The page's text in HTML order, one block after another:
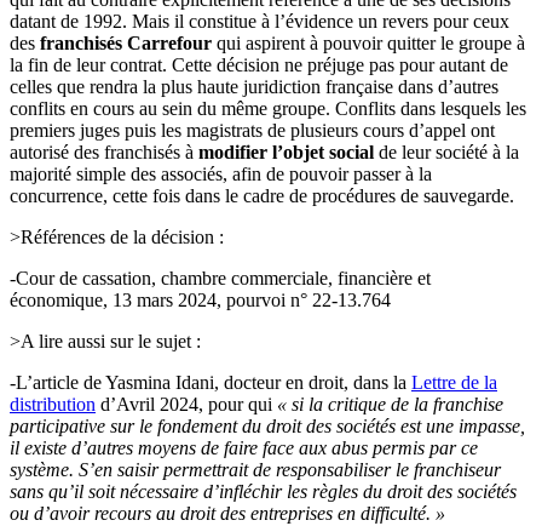
datant de 1992. Mais il constitue à l’évidence un revers pour ceux
des franchisés Carrefour qui aspirent à pouvoir quitter le groupe à
la fin de leur contrat. Cette décision ne préjuge pas pour autant de
celles que rendra la plus haute juridiction française dans d’autres
conflits en cours au sein du même groupe. Conflits dans lesquels les
premiers juges puis les magistrats de plusieurs cours d’appel ont
autorisé des franchisés à modifier l’objet social de leur société à la
majorité simple des associés, afin de pouvoir passer à la
concurrence, cette fois dans le cadre de procédures de sauvegarde.
>Références de la décision :
-Cour de cassation, chambre commerciale, financière et
économique, 13 mars 2024, pourvoi n° 22-13.764
>A lire aussi sur le sujet :
-L’article de Yasmina Idani, docteur en droit, dans la Lettre de la
distribution d’Avril 2024, pour qui « si la critique de la franchise
participative sur le fondement du droit des sociétés est une impasse,
il existe d’autres moyens de faire face aux abus permis par ce
système. S’en saisir permettrait de responsabiliser le franchiseur
sans qu’il soit nécessaire d’infléchir les règles du droit des sociétés
ou d’avoir recours au droit des entreprises en difficulté. »